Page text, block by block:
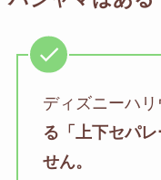
ディズニーハリ
る「上下セパ
せん。